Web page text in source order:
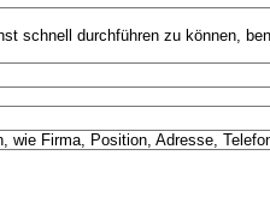
schnell durchführen zu können,
wie Firma, Position, Adresse,